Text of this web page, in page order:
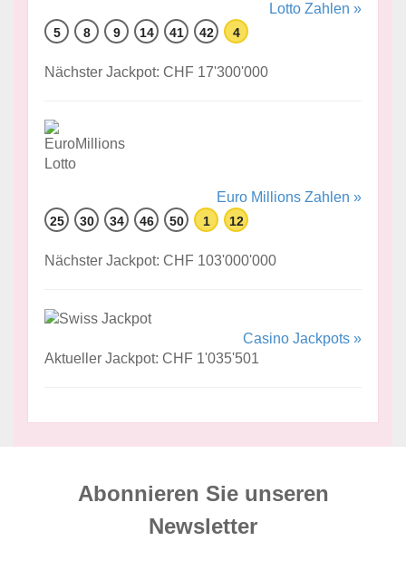
Lotto Zahlen »
5 8 9 14 41 42 4
Nächster Jackpot: CHF 17'300'000
Euro Millions Zahlen »
25 30 34 46 50 1 12
Nächster Jackpot: CHF 103'000'000
Casino Jackpots »
Aktueller Jackpot: CHF 1'035'501
Abonnieren Sie unseren
News­letter